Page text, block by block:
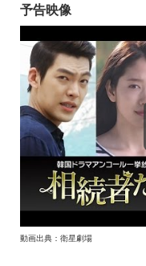
予告映像
動画出典：衛星劇場